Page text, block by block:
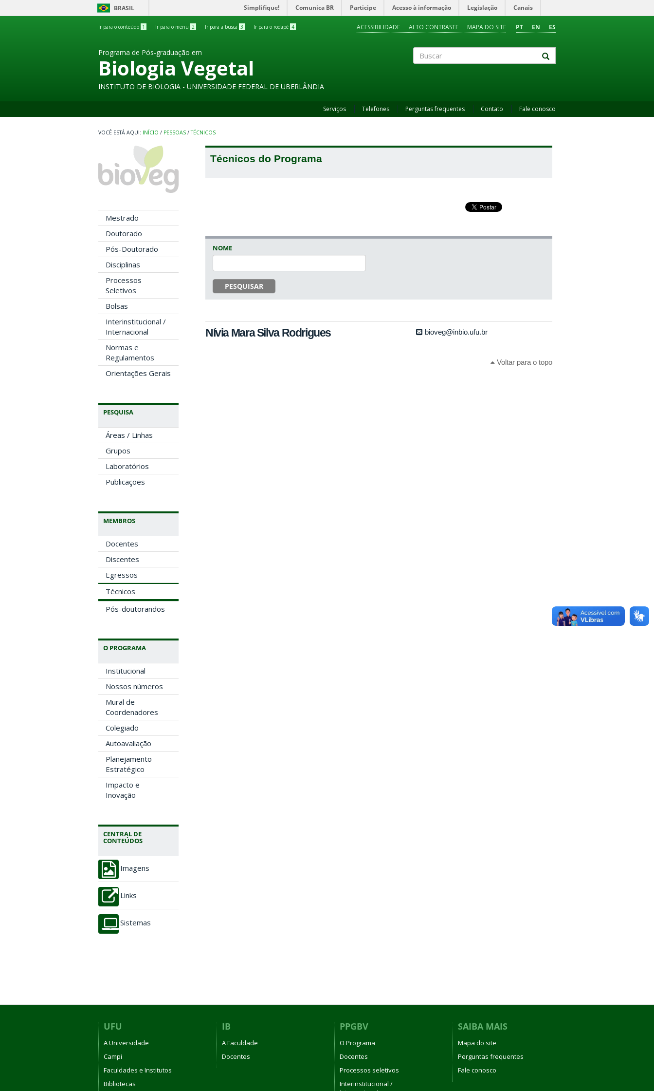
BRASIL Simplifique! Comunica BR Participe Acesso à informação Legislação Canais
Ir para o conteúdo 1 Ir para o menu 2 Ir para a busca 3 Ir para o rodapé 4 PT EN ES
ACESSIBILIDADE ALTO CONTRASTE MAPA DO SITE
Programa de Pós-graduação em
Biologia Vegetal
INSTITUTO DE BIOLOGIA - UNIVERSIDADE FEDERAL DE UBERLÂNDIA
Serviços Telefones Perguntas frequentes Contato Fale conosco
INÍCIO / PESSOAS / TÉCNICOS
Mestrado
Doutorado
Pós-Doutorado
Disciplinas
Processos
Seletivos
Bolsas
Interinstitucional /
Internacional
Normas e
Regulamentos
Orientações Gerais
PESQUISA
Áreas / Linhas
Grupos
Laboratórios
Publicações
MEMBROS
Docentes
Discentes
Egressos
Técnicos
Pós-doutorandos
O PROGRAMA
Institucional
Nossos números
Mural de
Coordenadores
Colegiado
Autoavaliação
Planejamento
Estratégico
Impacto e
Inovação
CENTRAL DE
CONTEÚDOS
Imagens
Links
Sistemas
Técnicos do Programa
NOME
PESQUISAR
Nívia Mara Silva Rodrigues bioveg@inbio.ufu.br
Voltar para o topo
UFU
A Universidade
Campi
Faculdades e Institutos
Bibliotecas
IB
A Faculdade
Docentes
PPGBV
O Programa
Docentes
Processos seletivos
Interinstitucional /
SAIBA MAIS
Mapa do site
Perguntas frequentes
Fale conosco